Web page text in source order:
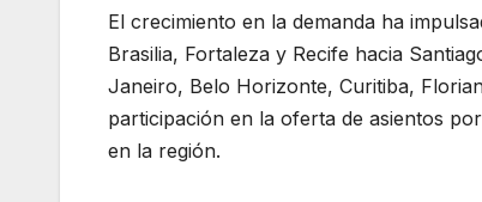
El crecimiento en la demanda ha
Brasilia, Fortaleza y Recife hacia
Janeiro, Belo Horizonte, Curitiba,
participación en la oferta de asientos
en la región.